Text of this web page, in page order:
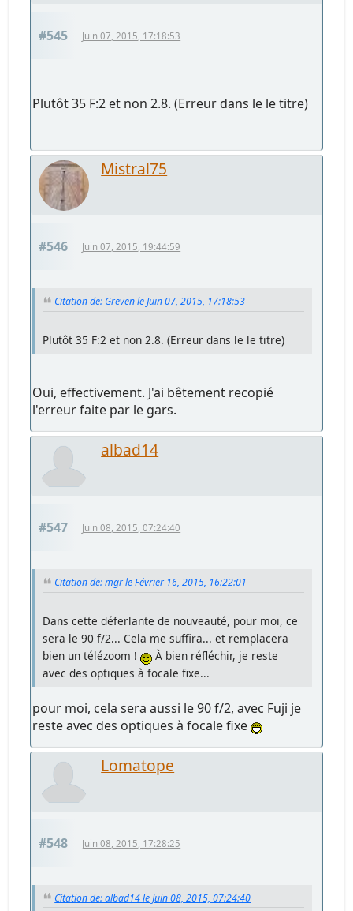
#545 Juin 07, 2015, 17:18:53
Plutôt 35 F:2 et non 2.8. (Erreur dans le le titre)
Mistral75
#546 Juin 07, 2015, 19:44:59
Citation de: Greven le Juin 07, 2015, 17:18:53
Plutôt 35 F:2 et non 2.8. (Erreur dans le le titre)
Oui, effectivement. J'ai bêtement recopié
l'erreur faite par le gars.
albad14
#547 Juin 08, 2015, 07:24:40
Citation de: mgr le Février 16, 2015, 16:22:01
Dans cette déferlante de nouveauté, pour moi, ce
sera le 90 f/2... Cela me suffira... et remplacera
bien un télézoom !
À bien réfléchir, je reste
avec des optiques à focale fixe...
pour moi, cela sera aussi le 90 f/2, avec Fuji je
reste avec des optiques à focale fixe
Lomatope
#548 Juin 08, 2015, 17:28:25
Citation de: albad14 le Juin 08, 2015, 07:24:40